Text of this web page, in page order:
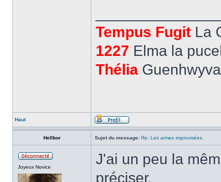
Tempus Fugit La
1227 Elma la
Thélia
Haut
Hellbor Sujet du message: Re: Les armes improvisées
Joyeux Novice
J'ai un peu la
préciser.